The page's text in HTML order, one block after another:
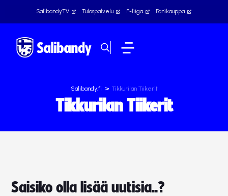
SalibandyTV Tulospalvelu F-liiga Fanikauppa
Salibandy.fi > Tikkurilan Tiikerit
Tikkurilan Tiikerit
Saisiko olla lisää uutisia..?